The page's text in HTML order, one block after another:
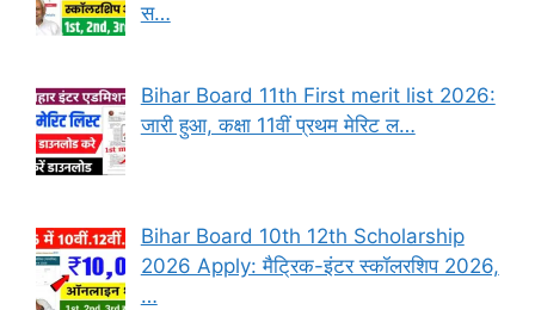
स…
Bihar Board 11th First merit list 2026:
जारी हुआ, कक्षा 11वीं प्रथम मेरिट ल…
Bihar Board 10th 12th Scholarship
2026 Apply: मैट्रिक-इंटर स्कॉलरशिप 2026,
…